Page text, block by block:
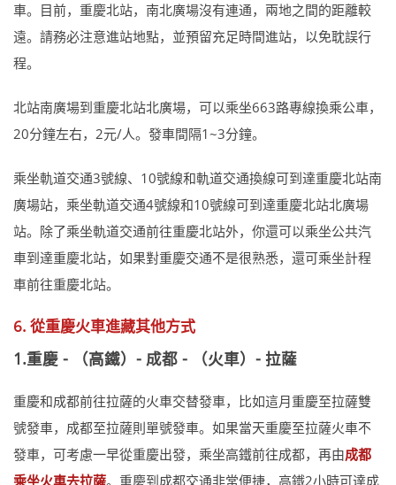
車。目前，重慶北站，南北廣場沒有連通，兩地之間的距離較
遠。請務必注意進站地點，並預留充足時間進站，以免耽誤行
程。
北站南廣場到重慶北站北廣場，可以乘坐663路專線換乘公車，
20分鐘左右，2元/人。發車間隔1~3分鐘。
乘坐軌道交通3號線、10號線和軌道交通換線可到達重慶北站南
廣場站，乘坐軌道交通4號線和10號線可到達重慶北站北廣場
站。除了乘坐軌道交通前往重慶北站外，你還可以乘坐公共汽
車到達重慶北站，如果對重慶交通不是很熟悉，還可乘坐計程
車前往重慶北站。
6. 從重慶火車進藏其他方式
1.重慶 - （高鐵）- 成都 - （火車）- 拉薩
重慶和成都前往拉薩的火車交替發車，比如這月重慶至拉薩雙
號發車，成都至拉薩則單號發車。如果當天重慶至拉薩火車不
發車，可考慮一早從重慶出發，乘坐高鐵前往成都，再由成都
乘坐火車去拉薩。重慶到成都交通非常便捷，高鐵2小時可達成